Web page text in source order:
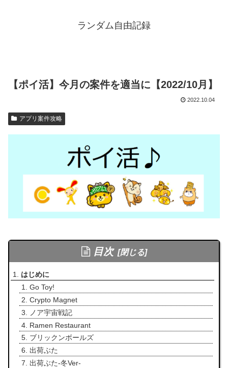
ランダム自由記録
【ポイ活】今月の案件を適当に【2022/10月】
2022.10.04
アプリ案件攻略
目次
はじめに
Go Toy!
Crypto Magnet
ノア宇宙戦記
Ramen Restaurant
ブリックンボールズ
出荷ぶた
出荷ぶた-冬Ver-